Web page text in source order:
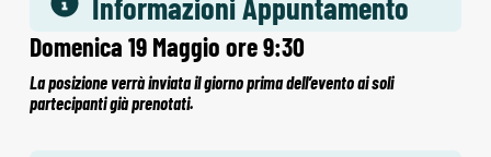
Domenica 19 Maggio ore 9:30
La posizione verrà inviata il giorno prima dell’evento ai soli
partecipanti già prenotati.